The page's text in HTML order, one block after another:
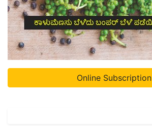
Online Subscription